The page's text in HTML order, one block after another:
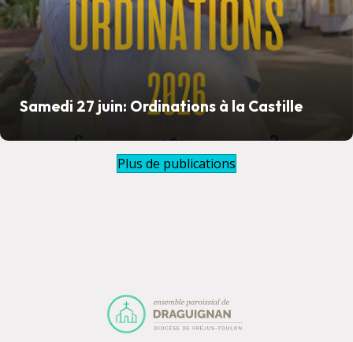
Samedi 27 juin: Ordinations à la Castille
Plus de publications